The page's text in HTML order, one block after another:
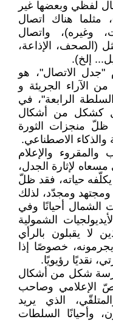
لفظي وبعضها غير
مثلما هناك اتصال
وغيره)، واتصال
(الصحف، الإذاعة،
إلخ).
"جدل الاتصال"، هو
الآراء الجريئة و
الرابعة"، في
كشكل من أشكال
ظلّ منجزات الثورة
والذكاء الاصطناعي.
والمقروء والإعلام
مسعاه لإثارة الجدل،
حياته، فقد ظلّ
ومجدّد، لذلك
الشمال أحيانًا وفي
الشمولية
لا يقبلون بالرأي
خصوصًا إذا
نقديًا رؤيويًا.
شكل من أشكال
الإعلامي وصاحب
الذي يريد
وأحيانًا السلطات